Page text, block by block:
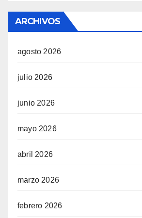
ARCHIVOS
agosto 2026
julio 2026
junio 2026
mayo 2026
abril 2026
marzo 2026
febrero 2026